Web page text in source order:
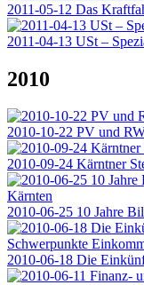
2011-05-12 Das
2011-04-13 USt –
2010
2010-10-22 PV und
2010-09-24 Kärntner
2010-06-25 10 Jahre
2010-06-18 Die